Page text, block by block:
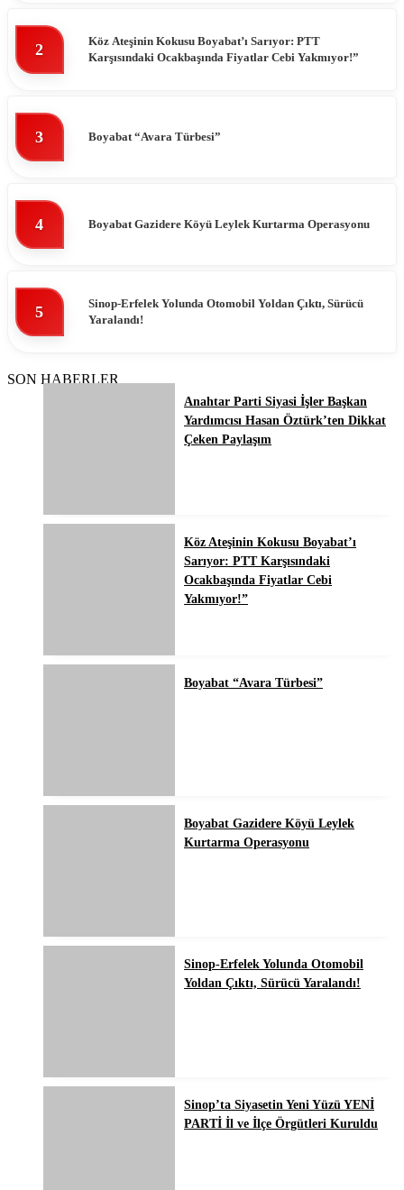
2
Köz Ateşinin Kokusu Boyabat’ı Sarıyor: PTT
Karşısındaki Ocakbaşında Fiyatlar Cebi Yakmıyor!”
3 Boyabat “Avara Türbesi”
4 Boyabat Gazidere Köyü Leylek Kurtarma Operasyonu
5
Sinop-Erfelek Yolunda Otomobil Yoldan Çıktı, Sürücü
Yaralandı!
SON HABERLER
Anahtar Parti Siyasi İşler Başkan
Yardımcısı Hasan Öztürk’ten Dikkat
Çeken Paylaşım
Köz Ateşinin Kokusu Boyabat’ı
Sarıyor: PTT Karşısındaki
Ocakbaşında Fiyatlar Cebi
Yakmıyor!”
Boyabat “Avara Türbesi”
Boyabat Gazidere Köyü Leylek
Kurtarma Operasyonu
Sinop-Erfelek Yolunda Otomobil
Yoldan Çıktı, Sürücü Yaralandı!
Sinop’ta Siyasetin Yeni Yüzü YENİ
PARTİ İl ve İlçe Örgütleri Kuruldu